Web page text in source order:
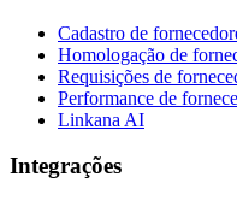
Cadastro de
Homologação de
Requisições de
Performance de
Linkana AI
Integrações